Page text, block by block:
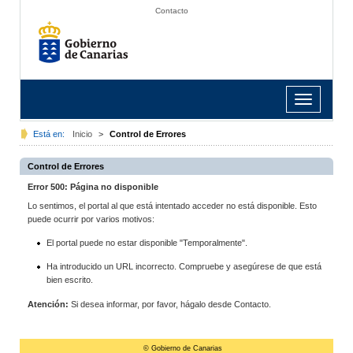
Contacto
Toggle
navigation
Está en: Inicio > Control de Errores
Control de Errores
Error 500: Página no disponible
Lo sentimos, el portal al que está intentado acceder no está disponible. Esto
puede ocurrir por varios motivos:
El portal puede no estar disponible "Temporalmente".
Ha introducido un URL incorrecto. Compruebe y asegúrese de que está
bien escrito.
Atención: Si desea informar, por favor, hágalo desde Contacto.
© Gobierno de Canarias